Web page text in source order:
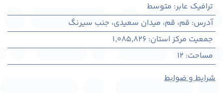
ترافیک عابر: متوسط
آدرس: قم، قم، میدان سعیدی، جنب سیرنگ
جمعیت مرکز استان:
1,085,826
مساحت:
12
شرایط و ضوابط